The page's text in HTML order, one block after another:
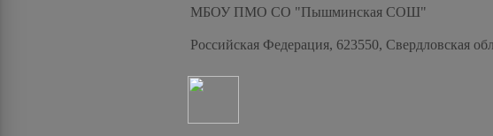
МБОУ ПМО СО "Пышминская СОШ"
Российская Федерация, 623550, Свердловская